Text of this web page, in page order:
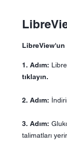
1. Adım:
tıklayın.
2. Adım:
3. Adım:
talimatları